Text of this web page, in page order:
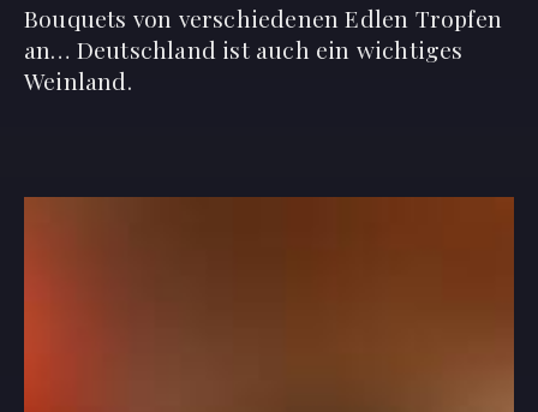
Bouquets von verschiedenen Edlen Tropfen
an… Deutschland ist auch ein wichtiges
Weinland.